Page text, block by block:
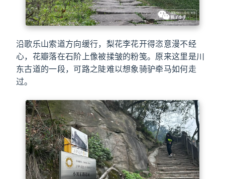
沿歌乐山索道方向缓行，梨花李花开得恣意漫不经
心，花瓣落在石阶上像被揉皱的粉笺。原来这里是川
东古道的一段，可路之陡难以想象骑驴牵马如何走
过。